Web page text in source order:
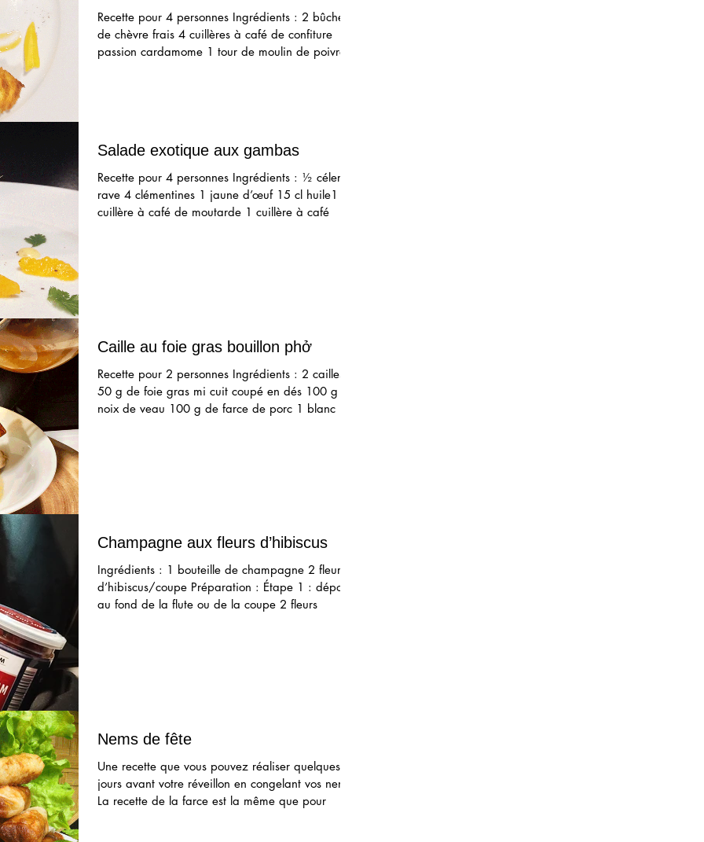
Recette pour 4 personnes Ingrédients : 2 bûches
de chèvre frais 4 cuillères à café de confiture
passion cardamome 1 tour de moulin de poivre
Salade exotique aux gambas
Recette pour 4 personnes Ingrédients : ½ céleri
rave 4 clémentines 1 jaune d’œuf 15 cl huile1
cuillère à café de moutarde 1 cuillère à café
Caille au foie gras bouillon phở
Recette pour 2 personnes Ingrédients : 2 cailles
50 g de foie gras mi cuit coupé en dés 100 g de
noix de veau 100 g de farce de porc 1 blanc
Champagne aux fleurs d’hibiscus
Ingrédients : 1 bouteille de champagne 2 fleurs
d’hibiscus/coupe Préparation : Étape 1 : déposer
au fond de la flute ou de la coupe 2 fleurs
Nems de fête
Une recette que vous pouvez réaliser quelques
jours avant votre réveillon en congelant vos nems.
La recette de la farce est la même que pour